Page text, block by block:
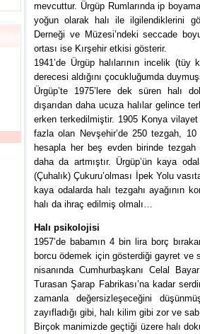
mevcuttur. Ürgüp Rumlarında ip
yoğun olarak halı ile ilgilendiklerini
Derneği ve Müzesi’ndeki seccade
ortası ise Kırşehir etkisi gösterir.
1941’de Ürgüp halılarının incelik
derecesi aldığını çocukluğumda
Ürgüp’te 1975’lere dek süren halı
dışarıdan daha ucuza halılar gelince
erken terkedilmiştir. 1905 Konya
fazla olan Nevşehir’de 250 tezgah,
hesapla her beş evden birinde tezgah
daha da artmıştır. Ürgüp’ün kaya
(Çuhalık) Çukuru’olması İpek Yolu
kaya odalarda halı tezgahı ayağının
halı da ihraç edilmiş olmalı…
Halı psikolojisi
1957’de babamın 4 bin lira borç
borcu ödemek için gösterdiği gayret ve
nisanında Cumhurbaşkanı Celal
Turasan Şarap Fabrikası’na kadar
zamanla değersizleşeceğini
zayıfladığı gibi, halı kilim gibi zor ve
Birçok manimizde geçtiği üzere halı